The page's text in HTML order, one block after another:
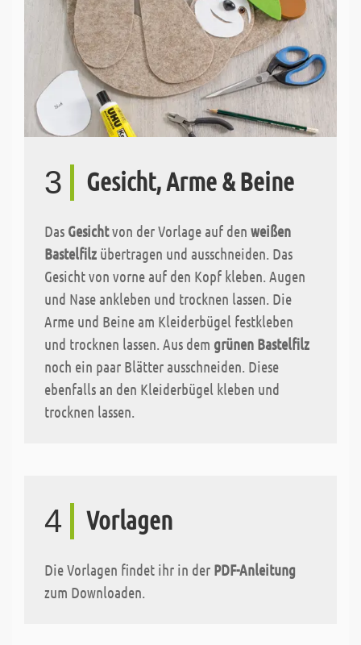
3 Gesicht, Arme & Beine
Das Gesichtvon der Vorlage auf den weißen
Bastelfilz übertragen und ausschneiden. Das
Gesicht von vorne auf den Kopf kleben. Augen
und Nase ankleben und trocknen lassen. Die
Arme und Beine am Kleiderbügel festkleben
und trocknen lassen. Aus dem grünen Bastelfilz
noch ein paar Blätter ausschneiden. Diese
ebenfalls an den Kleiderbügel kleben und
trocknen lassen.
4 Vorlagen
Die Vorlagen findet ihr in der PDF-Anleitung
zum Downloaden.